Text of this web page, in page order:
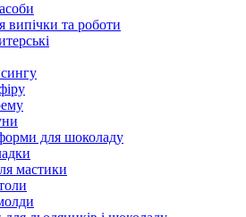
та роботи
для шоколаду
мастики